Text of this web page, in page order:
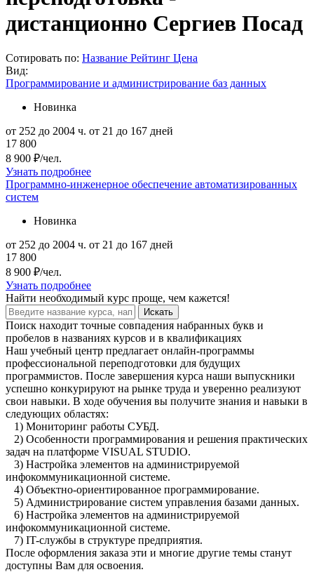
дистанционно Сергиев Посад
Сотировать по: Название Рейтинг Цена
Вид:
Программирование и администрирование баз данных
Новинка
от 252 до 2004 ч. от 21 до 167 дней
17 800
8 900 ₽/чел.
Узнать подробнее
Программно-инженерное обеспечение автоматизированных
систем
Новинка
от 252 до 2004 ч. от 21 до 167 дней
17 800
8 900 ₽/чел.
Узнать подробнее
Найти необходимый курс проще, чем кажется!
Искать
Поиск находит точные совпадения набранных букв и
пробелов в названиях курсов и в квалификациях
Наш учебный центр предлагает онлайн-программы
профессиональной переподготовки для будущих
программистов. После завершения курса наши выпускники
успешно конкурируют на рынке труда и уверенно реализуют
свои навыки. В ходе обучения вы получите знания и навыки в
следующих областях:
1) Мониторинг работы СУБД.
2) Особенности программирования и решения практических
задач на платформе VISUAL STUDIO.
3) Настройка элементов на администрируемой
инфокоммуникационной системе.
4) Объектно-ориентированное программирование.
5) Администрирование систем управления базами данных.
6) Настройка элементов на администрируемой
инфокоммуникационной системе.
7) IT-службы в структуре предприятия.
После оформления заказа эти и многие другие темы станут
доступны Вам для освоения.